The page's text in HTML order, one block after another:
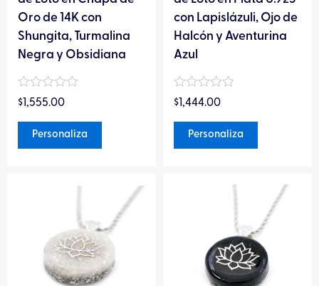
Oro de 14K con
Shungita, Turmalina
Negra y Obsidiana
$ 1,555.00
Personaliza
página
de
Valorado
en
0
con Lapislázuli, Ojo de
Halcón y Aventurina
Azul
$ 1,444.00
Personaliza
la
página
Valorado
en
0
producto
tiene
Las
producto
tiene
múltiples
variantes.
Las